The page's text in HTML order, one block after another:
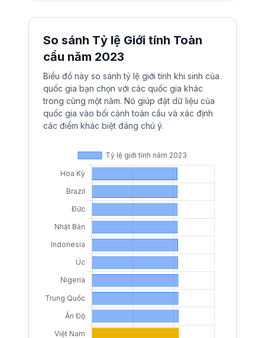
So sánh Tỷ lệ Giới tính Toàn
cầu năm 2023
Biểu đồ này so sánh tỷ lệ giới tính khi sinh của
quốc gia bạn chọn với các quốc gia khác
trong cùng một năm. Nó giúp đặt dữ liệu của
quốc gia vào bối cảnh toàn cầu và xác định
các điểm khác biệt đáng chú ý.